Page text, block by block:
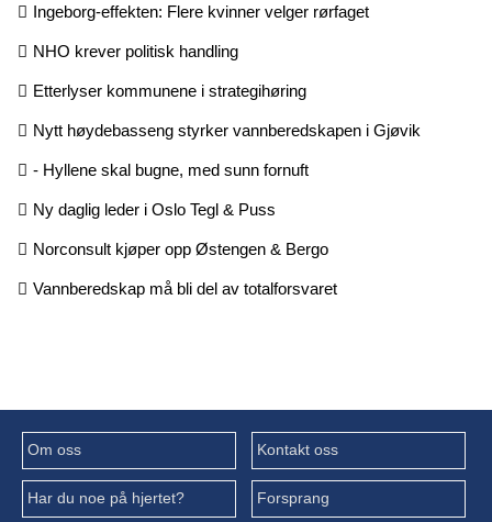
Ingeborg-effekten: Flere kvinner velger rørfaget
NHO krever politisk handling
Etterlyser kommunene i strategihøring
Nytt høydebasseng styrker vannberedskapen i Gjøvik
- Hyllene skal bugne, med sunn fornuft
Ny daglig leder i Oslo Tegl & Puss
Norconsult kjøper opp Østengen & Bergo
Vannberedskap må bli del av totalforsvaret
Om oss Kontakt oss
Har du noe på hjertet? Forsprang